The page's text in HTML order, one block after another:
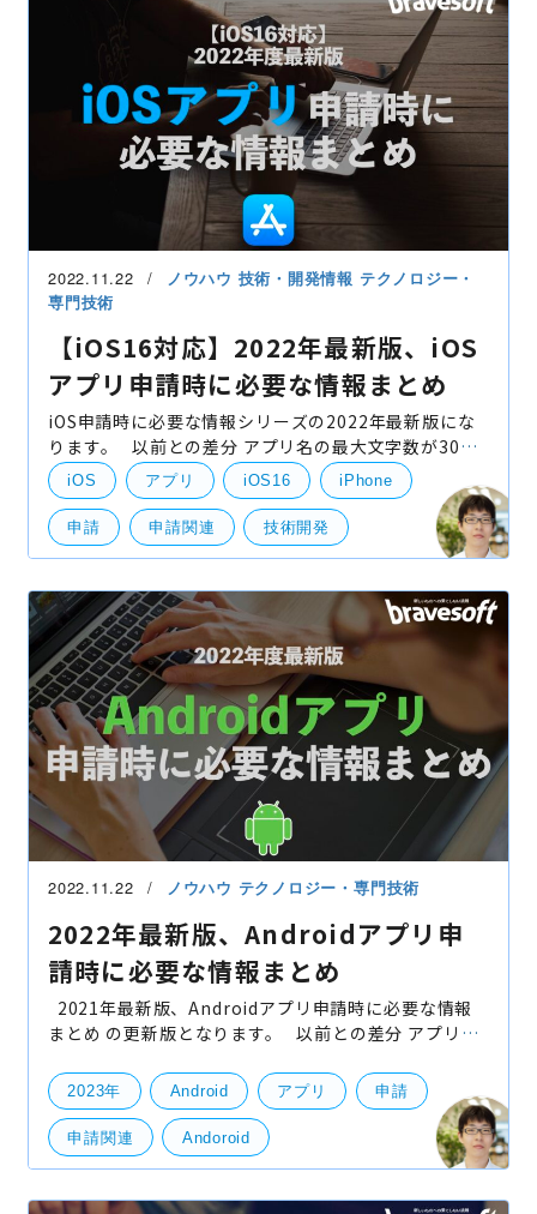
2022.11.22 ノウハウ 技術・開発情報 テクノロジー・
専門技術
【iOS16対応】2022年最新版、iOS
アプリ申請時に必要な情報まとめ
iOS申請時に必要な情報シリーズの2022年最新版にな
ります。 以前との差分 アプリ名の最大文字数が30文
字になりました。 スクリーンショットについての説明
を変更いたしました。 ビルドファイルについての説
iOS アプリ iOS16 iPhone
申請 申請関連 技術開発
2022.11.22 ノウハウ テクノロジー・専門技術
2022年最新版、Androidアプリ申
請時に必要な情報まとめ
2021年最新版、Androidアプリ申請時に必要な情報
まとめ の更新版となります。 以前との差分 アプリ名
新版に更新しました アイコンやタイトル、デ
2023年 Android アプリ 申請
申請関連 Andoroid